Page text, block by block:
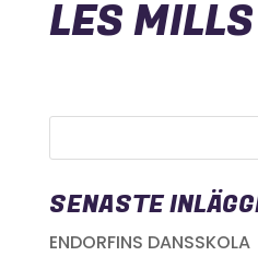
LES
SENASTE
ENDORFINS DANSSKOLA